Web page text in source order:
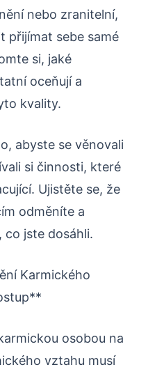
nebo zranitelní,
přijímat sebe samé
si, jaké
oceňují a
kvality.
abyste se věnovali
si činnosti, které
Ujistěte se, že
odměníte a
co jste dosáhli.
Karmického
osobou na
vztahu musí